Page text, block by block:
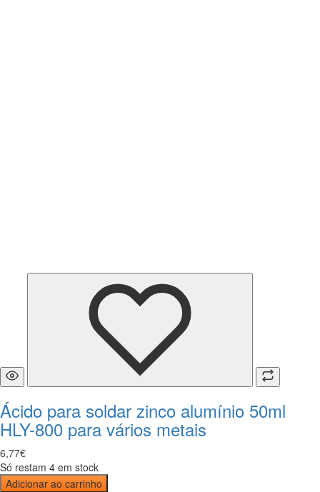
Ácido para soldar zinco alumínio 50ml
HLY-800 para vários metais
6,77€
Só restam 4 em stock
Adicionar ao carrinho